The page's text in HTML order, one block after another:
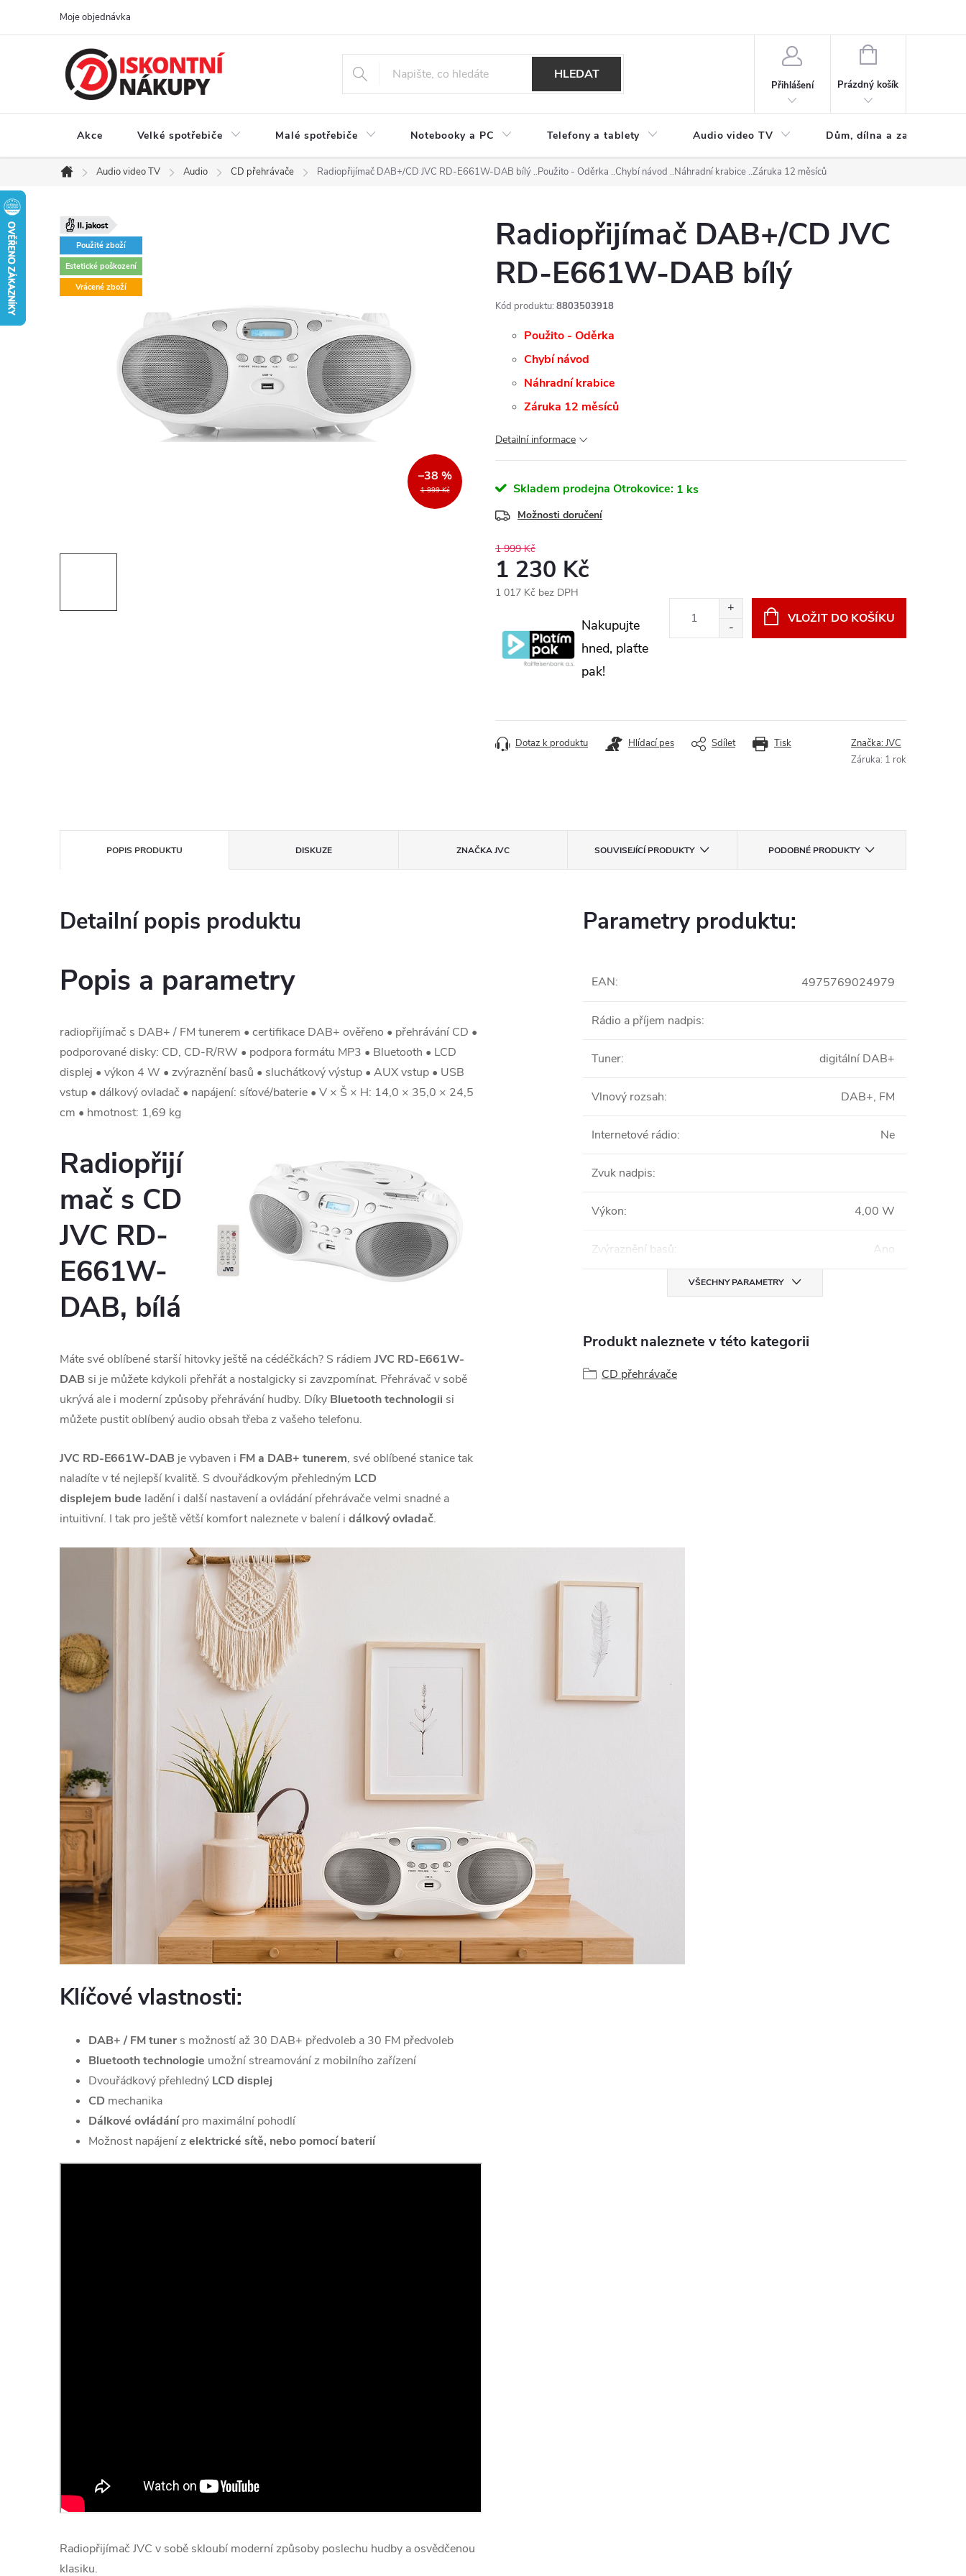
Moje objednávka
HLEDAT
Přihlášení
NÁKUPNÍ
Prázdný košík
Akce Velké spotřebiče Malé spotřebiče Notebooky a PC Telefony a tablety Audio video TV Dům, dílna a zahrada
Domů
Audio video TV Audio CD přehrávače Radiopřijímač DAB+/CD JVC RD-E661W-DAB bílý..Použito - Oděrka ..Chybí návod ..Náhradní krabice ..Záruka 12 měsíců
Použité zboží
Estetické poškození
Vrácené zboží
1 999 Kč
–38 %
Radiopřijímač DAB+/CD JVC
RD-E661W-DAB bílý
Kód produktu: 8803503918
Použito - Oděrka
Chybí návod
Náhradní krabice
Záruka 12 měsíců
Detailní informace
Skladem prodejna Otrokovice: 1 ks
Možnosti doručení
1 999 Kč
1 230 Kč
1 017 Kč bez DPH
Nakupujte
hned, plaťte
pak!
VLOŽIT DO KOŠÍKU
Tisk
Dotaz k produktu Hlídací pes Sdílet Značka:JVC
Záruka: 1 rok
POPIS PRODUKTU DISKUZE ZNAČKAJVC SOUVISEJÍCÍ PRODUKTY PODOBNÉ PRODUKTY
Detailní popis produktu
Popis a parametry
radiopřijímač s DAB+ / FM tunerem • certifikace DAB+ ověřeno • přehrávání CD •
podporované disky: CD, CD-R/RW • podpora formátu MP3 • Bluetooth • LCD
displej • výkon 4 W • zvýraznění basů • sluchátkový výstup • AUX vstup • USB
vstup • dálkový ovladač • napájení: síťové/baterie • V × Š × H: 14,0 × 35,0 × 24,5
cm • hmotnost: 1,69 kg
Radiopřijí
mač s CD
JVC RD-
E661W-
DAB, bílá
Máte své oblíbené starší hitovky ještě na cédéčkách? S rádiem JVC RD-E661W-
DAB si je můžete kdykoli přehřát a nostalgicky si zavzpomínat. Přehrávač v sobě
ukrývá ale i moderní způsoby přehrávání hudby. Díky Bluetooth technologii si
můžete pustit oblíbený audio obsah třeba z vašeho telefonu.
JVC RD-E661W-DAB je vybaven i FM a DAB+ tunerem, své oblíbené stanice tak
naladíte v té nejlepší kvalitě. S dvouřádkovým přehledným LCD
displejem bude ladění i další nastavení a ovládání přehrávače velmi snadné a
intuitivní. I tak pro ještě větší komfort naleznete v balení i dálkový ovladač.
Klíčové vlastnosti:
DAB+ / FM tuner s možností až 30 DAB+ předvoleb a 30 FM předvoleb
Bluetooth technologie umožní streamování z mobilního zařízení
Dvouřádkový přehledný LCD displej
CD mechanika
Dálkové ovládánípro maximální pohodlí
Možnost napájení zelektrické sítě, nebo pomocí baterií
Radiopřijímač JVC v sobě skloubí moderní způsoby poslechu hudby a osvědčenou
klasiku.
Parametry produktu:
EAN: 4975769024979
Rádio a příjem nadpis:
Tuner: digitální DAB+
Vlnový rozsah: DAB+, FM
Internetové rádio: Ne
Zvuk nadpis:
Výkon: 4,00 W
Zvýraznění basů: Ano
VŠECHNY PARAMETRY
Produkt naleznete v této kategorii
CD přehrávače